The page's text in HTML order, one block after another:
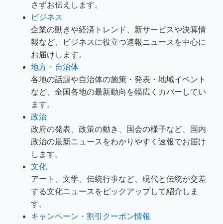
さずお伝えします。
ビジネス
企業の動きや経済トレンド、新サービスや決算情
報など、ビジネスに役立つ速報ニュースを中心に
お届けします。
地方・自治体
各地の話題や自治体の施策・発表・地域イベント
など、全国各地の最新動向を幅広くカバーしてい
ます。
政治
政府の発表、政策の動き、国会の様子など、国内
政治の最新ニュースをわかりやすく速報でお届け
します。
文化
アート、文学、伝統行事など、現代と伝統が交差
する文化ニュースをピックアップして紹介しま
す。
キャンペーン・割引クーポン情報